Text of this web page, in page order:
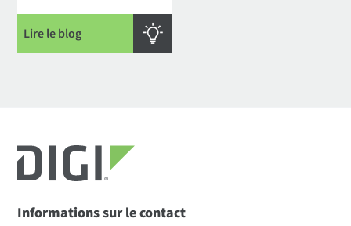
Lire le blog
Informations sur le contact